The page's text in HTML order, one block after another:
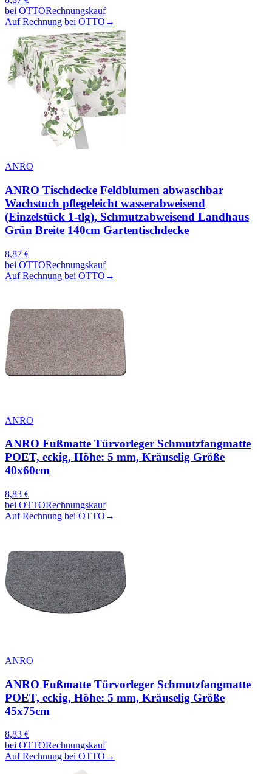
bei OTTORechnungskauf
Auf Rechnung bei OTTO →
ANRO
ANRO Tischdecke Feldblumen abwaschbar
Wachstuch pflegeleicht wasserabweisend
(Einzelstück 1-tlg), Schmutzabweisend Landhaus
Grün Breite 140cm Gartentischdecke
8,87 €
bei OTTORechnungskauf
Auf Rechnung bei OTTO →
ANRO
ANRO Fußmatte Türvorleger Schmutzfangmatte
POET, eckig, Höhe: 5 mm, Kräuselig Größe
40x60cm
8,83 €
bei OTTORechnungskauf
Auf Rechnung bei OTTO →
ANRO
ANRO Fußmatte Türvorleger Schmutzfangmatte
POET, eckig, Höhe: 5 mm, Kräuselig Größe
45x75cm
8,83 €
bei OTTORechnungskauf
Auf Rechnung bei OTTO →